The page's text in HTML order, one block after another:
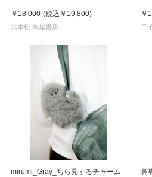
￥18,000 (税込 ￥19,800)
六本松 蔦屋書店
￥
二
mirumi_Gray_ちら見するチャーム
鼻